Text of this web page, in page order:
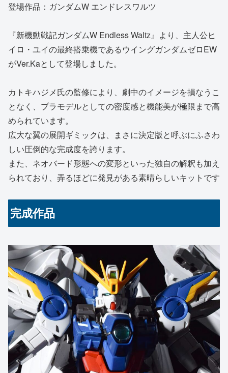
登場作品：ガンダムW エンドレスワルツ
『新機動戦記ガンダムW Endless Waltz』より、主人公ヒ
イロ・ユイの最終搭乗機であるウイングガンダムゼロEW
がVer.Kaとして登場しました。
カトキハジメ氏の監修により、劇中のイメージを損なうこ
となく、プラモデルとしての密度感と機能美が極限まで高
められています。
広大な翼の展開ギミックは、まさに決定版と呼ぶにふさわ
しい圧倒的な完成度を誇ります。
また、ネオバード形態への変形といった独自の解釈も加え
られており、弄るほどに発見がある素晴らしいキットです
完成作品